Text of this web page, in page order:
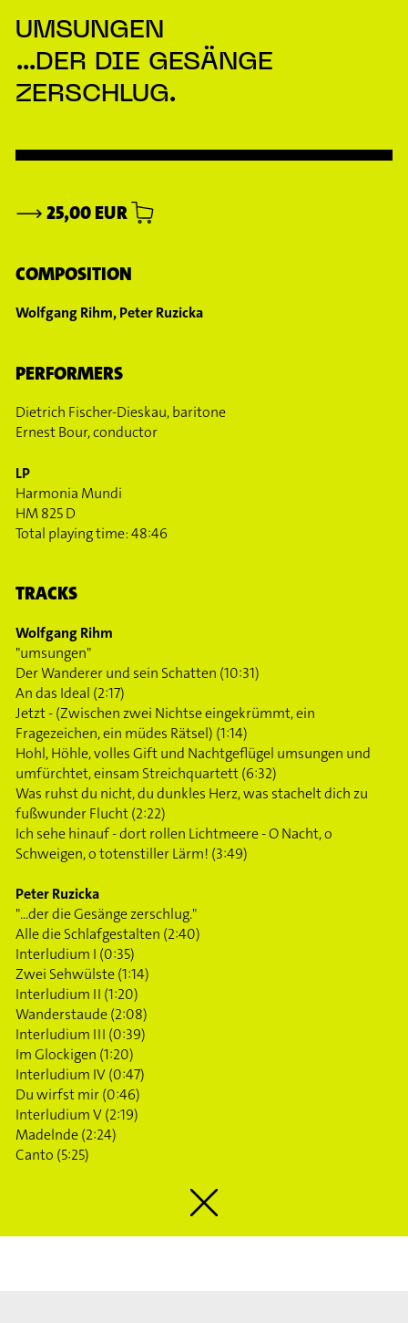
⟶25,00 EUR
UMSUNGEN
...DER DIE GESÄNGE
ZERSCHLUG.
COMPOSITION
Wolfgang Rihm, Peter Ruzicka
PERFORMERS
Dietrich Fischer-Dieskau, baritone
Ernest Bour, conductor
LP
Harmonia Mundi
HM 825 D
Total playing time: 48:46
TRACKS
Wolfgang Rihm
"umsungen"
Der Wanderer und sein Schatten (10:31)
An das Ideal (2:17)
Jetzt - (Zwischen zwei Nichtse eingekrümmt, ein
Fragezeichen, ein müdes Rätsel) (1:14)
Hohl, Höhle, volles Gift und Nachtgeflügel umsungen und
umfürchtet, einsam Streichquartett (6:32)
Was ruhst du nicht, du dunkles Herz, was stachelt dich zu
fußwunder Flucht (2:22)
Ich sehe hinauf - dort rollen Lichtmeere - O Nacht, o
Schweigen, o totenstiller Lärm! (3:49)
Peter Ruzicka
"...der die Gesänge zerschlug."
Alle die Schlafgestalten (2:40)
Interludium I (0:35)
Zwei Sehwülste (1:14)
Interludium II (1:20)
Wanderstaude (2:08)
Interludium III (0:39)
Im Glockigen (1:20)
Interludium IV (0:47)
Du wirfst mir (0:46)
Interludium V (2:19)
Madelnde (2:24)
Canto (5:25)